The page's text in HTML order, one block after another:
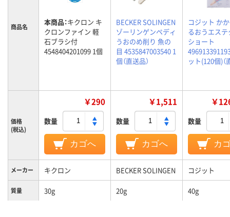
商品名 本商品：キクロン キ
クロンファイン 軽
石ブラシ付
4548404201099 1個
BECKER SOLINGEN
ゾーリンゲンペディ
うおのめ削り 魚の
目 4535847003540 1
個（直送品）
コジット か
るおうエス
ショート
ット(120個)（
価格
(税込)
￥290
数量
カゴへ
￥1,511
数量
カゴへ
￥
数量
カ
メーカー キクロン BECKER SOLINGEN コジット
質量 30g 20g 40g